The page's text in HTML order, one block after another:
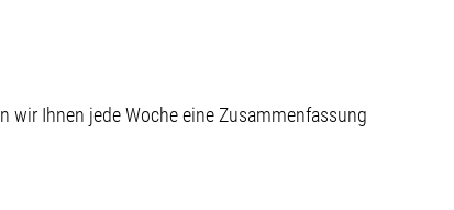
wir Ihnen jede Woche eine Zusammenfassung